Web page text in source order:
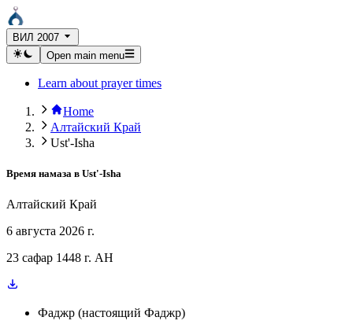
ВИЛ 2007
Open main menu
Learn about prayer times
Home
Алтайский Край
Ust'-Isha
Время намаза в Ust'-Isha
Алтайский Край
6 августа 2026 г.
23 сафар 1448 г. AH
Фаджр (настоящий Фаджр)